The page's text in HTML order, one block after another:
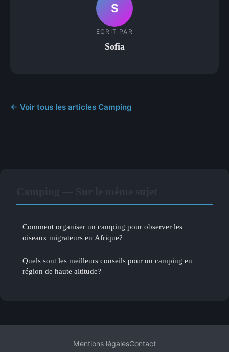
S
ECRIT PAR
Sofia
← Voir tous les articles Camping
Comment organiser un camping pour observer les
oiseaux migrateurs en Afrique?
Quels sont les meilleurs conseils pour un camping en
région de haute altitude?
Mentions légalesContact